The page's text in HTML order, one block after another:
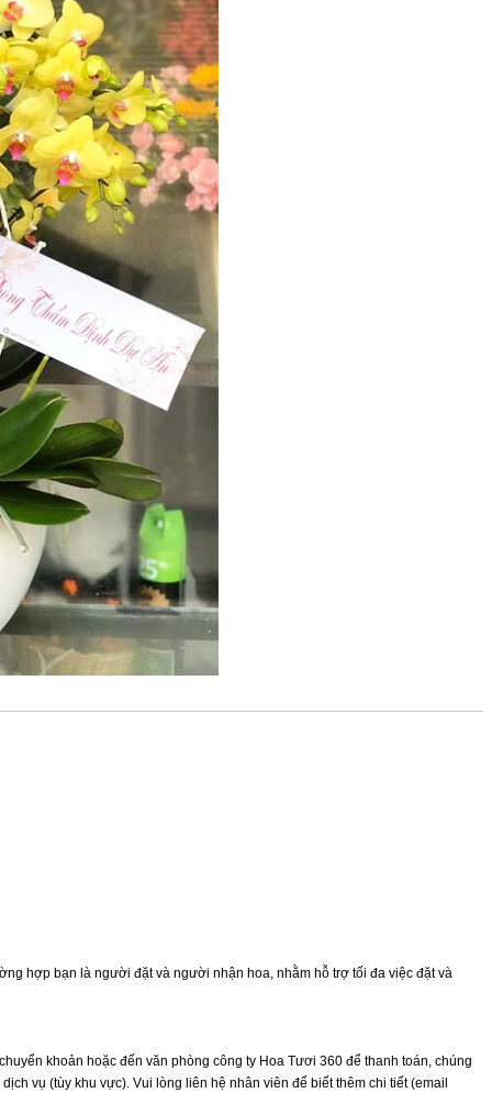
hợp bạn là người đặt và người nhận hoa, nhằm hỗ trợ tối đa việc đặt và
khoản hoặc đến văn phòng công ty Hoa Tươi 360 để thanh toán, chúng
vụ (tùy khu vực). Vui lòng liên hệ nhân viên để biết thêm chi tiết (email